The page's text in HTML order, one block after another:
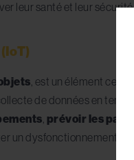
leur santé et leur
, est un élément
de données en temps
prévoir les
un dysfonctionnement